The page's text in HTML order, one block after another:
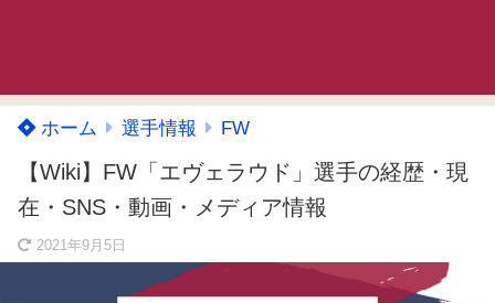
ホーム 選手情報 FW
【Wiki】FW「エヴェラウド」選手の経歴・現
在・SNS・動画・メディア情報
2021年9月5日